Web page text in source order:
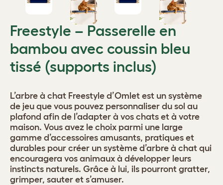
Freestyle – Passerelle en
bambou avec coussin bleu
tissé (supports inclus)
L’arbre à chat Freestyle d’Omlet est un système
de jeu que vous pouvez personnaliser du sol au
plafond afin de l’adapter à vos chats et à votre
maison. Vous avez le choix parmi une large
gamme d’accessoires amusants, pratiques et
durables pour créer un système d’arbre à chat qui
encouragera vos animaux à développer leurs
instincts naturels. Grâce à lui, ils pourront gratter,
grimper, sauter et s’amuser.